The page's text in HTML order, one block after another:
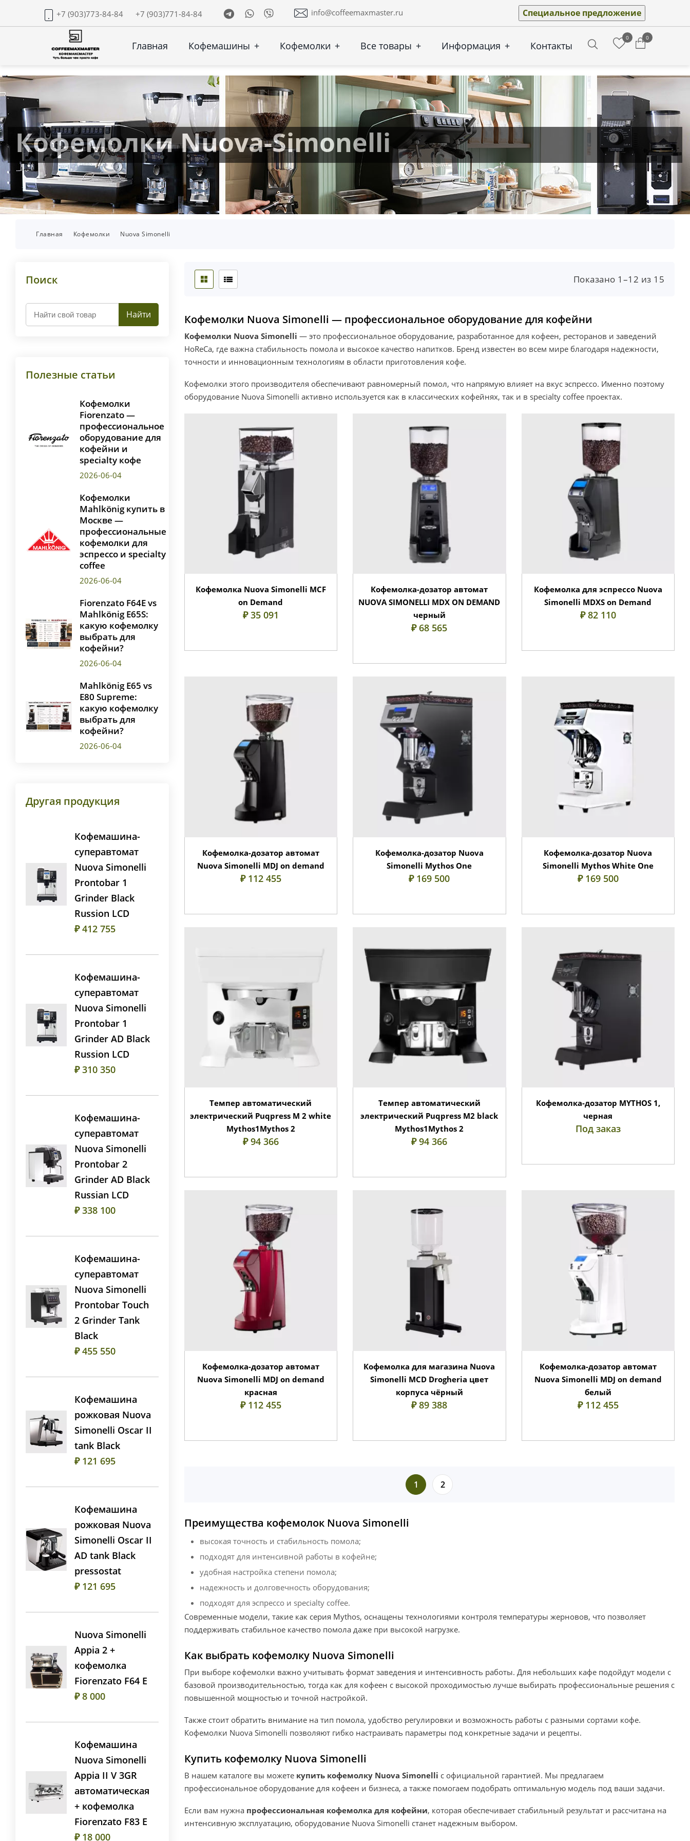
+7 (903)773-84-84 +7 (903)771-84-84 TelegramWhatsapp
Viber info@coffeemaxmaster.ru Специальное предложение
Главная Кофемашины + Кофемолки + Все товары + Информация + Контакты
0 0
Кофемолки Nuova-Simonelli
Главная Кофемолки Nuova Simonelli
Поиск
Найти
Полезные статьи
Кофемолки
Fiorenzato —
профессиональное
оборудование для
кофейни и
specialty кофе
2026-06-04
Кофемолки
Mahlkönig купить в
Москве —
профессиональные
кофемолки для
эспрессо и specialty
coffee
2026-06-04
Fiorenzato F64E vs
Mahlkönig E65S:
какую кофемолку
выбрать для
кофейни?
2026-06-04
Mahlkönig E65 vs
E80 Supreme:
какую кофемолку
выбрать для
кофейни?
2026-06-04
Другая продукция
Кофемашина-
суперавтомат
Nuova Simonelli
Prontobar 1
Grinder Black
Russion LCD
₽ 412 755
Кофемашина-
суперавтомат
Nuova Simonelli
Prontobar 1
Grinder AD Black
Russion LCD
₽ 310 350
Кофемашина-
суперавтомат
Nuova Simonelli
Prontobar 2
Grinder AD Black
Russian LCD
₽ 338 100
Кофемашина-
суперавтомат
Nuova Simonelli
Prontobar Touch
2 Grinder Tank
Black
₽ 455 550
Кофемашина
рожковая Nuova
Simonelli Oscar II
tank Black
₽ 121 695
Кофемашина
рожковая Nuova
Simonelli Oscar II
AD tank Black
pressostat
₽ 121 695
Nuova Simonelli
Appia 2 +
кофемолка
Fiorenzato F64 E
₽ 8 000
Кофемашина
Nuova Simonelli
Appia II V 3GR
автоматическая
+ кофемолка
Fiorenzato F83 E
₽ 18 000
Показано 1–12 из 15
Кофемолки Nuova Simonelli — профессиональное оборудование для кофейни
Кофемолки Nuova Simonelli — это профессиональное оборудование, разработанное для кофеен, ресторанов и заведений
HoReCa, где важна стабильность помола и высокое качество напитков. Бренд известен во всем мире благодаря надежности,
точности и инновационным технологиям в области приготовления кофе.
Кофемолки этого производителя обеспечивают равномерный помол, что напрямую влияет на вкус эспрессо. Именно поэтому
оборудование Nuova Simonelli активно используется как в классических кофейнях, так и в specialty coffee проектах.
Кофемолка Nuova Simonelli MCF
on Demand
₽ 35 091
Кофемолка-дозатор автомат
NUOVA SIMONELLI MDX ON DEMAND
черный
₽ 68 565
Кофемолка для эспрессо Nuova
Simonelli MDXS on Demand
₽ 82 110
Кофемолка-дозатор автомат
Nuova Simonelli MDJ on demand
₽ 112 455
Кофемолка-дозатор Nuova
Simonelli Mythos One
₽ 169 500
Кофемолка-дозатор Nuova
Simonelli Mythos White One
₽ 169 500
Темпер автоматический
электрический Puqpress М 2 white
Mythos1Mythos 2
₽ 94 366
Темпер автоматический
электрический Puqpress M2 black
Mythos1Mythos 2
₽ 94 366
Кофемолка-дозатор MYTHOS 1,
черная
Под заказ
Кофемолка-дозатор автомат
Nuova Simonelli MDJ on demand
красная
₽ 112 455
Кофемолка для магазина Nuova
Simonelli MCD Drogheria цвет
корпуса чёрный
₽ 89 388
Кофемолка-дозатор автомат
Nuova Simonelli MDJ on demand
белый
₽ 112 455
1 2
Преимущества кофемолок Nuova Simonelli
высокая точность и стабильность помола;
подходят для интенсивной работы в кофейне;
удобная настройка степени помола;
надежность и долговечность оборудования;
подходят для эспрессо и specialty coffee.
Современные модели, такие как серия Mythos, оснащены технологиями контроля температуры жерновов, что позволяет
поддерживать стабильное качество помола даже при высокой нагрузке.
Как выбрать кофемолку Nuova Simonelli
При выборе кофемолки важно учитывать формат заведения и интенсивность работы. Для небольших кафе подойдут модели с
базовой производительностью, тогда как для кофеен с высокой проходимостью лучше выбирать профессиональные решения с
повышенной мощностью и точной настройкой.
Также стоит обратить внимание на тип помола, удобство регулировки и возможность работы с разными сортами кофе.
Кофемолки Nuova Simonelli позволяют гибко настраивать параметры под конкретные задачи и рецепты.
Купить кофемолку Nuova Simonelli
В нашем каталоге вы можете купить кофемолку Nuova Simonelli с официальной гарантией. Мы предлагаем
профессиональное оборудование для кофеен и бизнеса, а также помогаем подобрать оптимальную модель под ваши задачи.
Если вам нужна профессиональная кофемолка для кофейни, которая обеспечивает стабильный результат и рассчитана на
интенсивную эксплуатацию, оборудование Nuova Simonelli станет надежным выбором.